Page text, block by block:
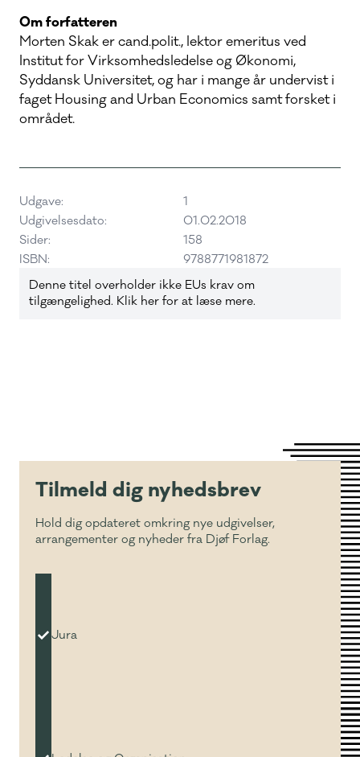
Om forfatteren
Morten Skak er cand.polit., lektor emeritus ved
Institut for Virksomhedsledelse og Økonomi,
Syddansk Universitet, og har i mange år undervist i
faget Housing and Urban Economics samt forsket i
området.
Udgave:
1
Udgivelsesdato:
01.02.2018
Sider:
158
ISBN:
9788771981872
Denne titel overholder ikke EUs krav om
tilgængelighed. Klik her for at læse mere.
Tilmeld dig nyhedsbrev
Hold dig opdateret omkring nye udgivelser,
arrangementer og nyheder fra Djøf Forlag.
Jura